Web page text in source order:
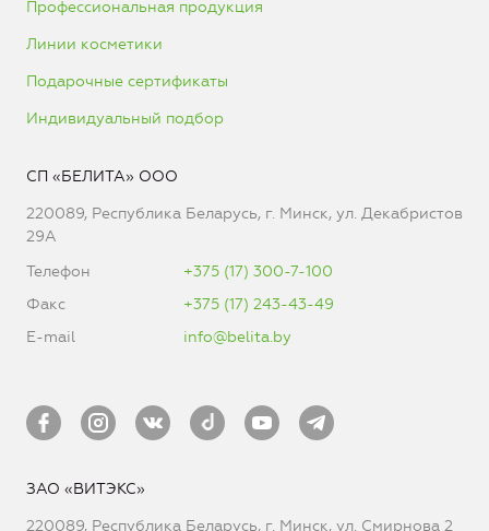
Профессиональная продукция
Линии косметики
Подарочные сертификаты
Индивидуальный подбор
СП «БЕЛИТА» ООО
220089, Республика Беларусь, г. Минск, ул. Декабристов
29А
Телефон
+375 (17) 300-7-100
Факс
+375 (17) 243-43-49
E-mail
info@belita.by
ЗАО «ВИТЭКС»
220089, Республика Беларусь, г. Минск, ул. Смирнова 2